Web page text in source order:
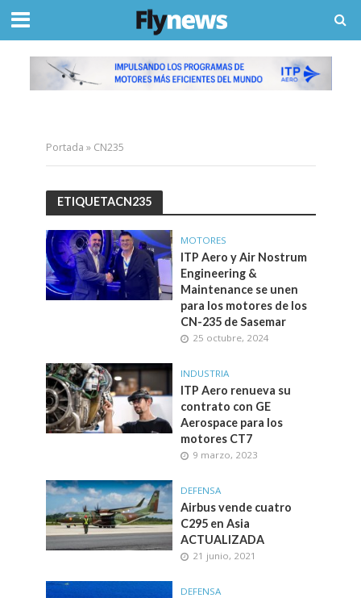
Portada » CN235
ETIQUETACN235
MOTORES
ITP Aero y Air Nostrum
Engineering &
Maintenance se unen
para los motores de los
CN-235 de Sasemar
25 octubre, 2024
INDUSTRIA
ITP Aero renueva su
contrato con GE
Aerospace para los
motores CT7
9 marzo, 2023
DEFENSA
Airbus vende cuatro
C295 en Asia
ACTUALIZADA
21 junio, 2021
DEFENSA